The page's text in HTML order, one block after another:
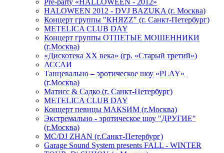
Pre-party «HALLOWEEN - 2012»
HALOWEEN 2012 - DVJ BAZUKA (г. Москва)
Концерт группы "КНЯZZ" (г. Санкт-Петербург)
METELICA CLUB DAY
Концерт группы ОТПЕТЫЕ МОШЕННИКИ
(г.Москва)
«Дискотека ХХ века» (гр. «Старый третий»)
АССАИ
Танцевально – эротическое шоу «PLAY»
(г.Москва)
Матисс & Садко (г. Санкт-Петербург)
METELICA CLUB DAY
Концерт певицы МАКSИМ (г.Москва)
Экстремально - эротическое шоу "ДРУГИЕ"
(г.Москва)
МС/DJ ZHAN (г.Санкт-Петербург)
Garage Sound System presents FALL - WINTER